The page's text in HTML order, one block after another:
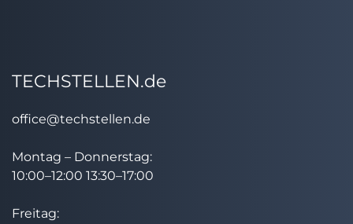
TECHSTELLEN.de
office@techstellen.de
Montag – Donnerstag:
10:00–12:00 13:30–17:00
Freitag: